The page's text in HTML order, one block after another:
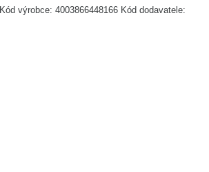
Kód výrobce:4003866448166 Kód dodavatele: